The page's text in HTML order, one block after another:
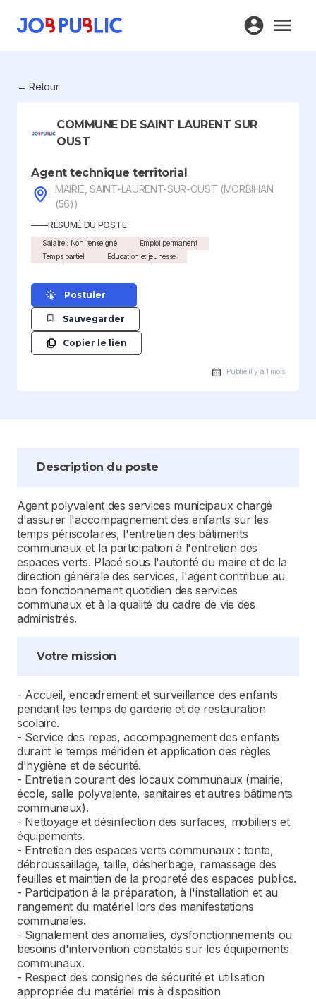
← Retour
COMMUNE DE SAINT LAURENT SUR
OUST
Agent technique territorial
MAIRIE, SAINT-LAURENT-SUR-OUST (MORBIHAN
(56))
RÉSUMÉ DU POSTE
Salaire : Non renseigné
Emploi permanent
Temps partiel
Education et jeunesse
Postuler
Sauvegarder
Copier le lien
Publié il y a 1 mois
Description du poste
Agent polyvalent des services municipaux chargé
d'assurer l'accompagnement des enfants sur les
temps périscolaires, l'entretien des bâtiments
communaux et la participation à l'entretien des
espaces verts. Placé sous l'autorité du maire et de la
direction générale des services, l'agent contribue au
bon fonctionnement quotidien des services
communaux et à la qualité du cadre de vie des
administrés.
Votre mission
- Accueil, encadrement et surveillance des enfants
pendant les temps de garderie et de restauration
scolaire.
- Service des repas, accompagnement des enfants
durant le temps méridien et application des règles
d'hygiène et de sécurité.
- Entretien courant des locaux communaux (mairie,
école, salle polyvalente, sanitaires et autres bâtiments
communaux).
- Nettoyage et désinfection des surfaces, mobiliers et
équipements.
- Entretien des espaces verts communaux : tonte,
débroussaillage, taille, désherbage, ramassage des
feuilles et maintien de la propreté des espaces publics.
- Participation à la préparation, à l'installation et au
rangement du matériel lors des manifestations
communales.
- Signalement des anomalies, dysfonctionnements ou
besoins d'intervention constatés sur les équipements
communaux.
- Respect des consignes de sécurité et utilisation
appropriée du matériel mis à disposition